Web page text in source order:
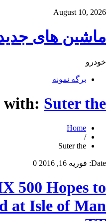
August 10, 2026
ماشین های
خودرو
برگه نمونه
with: Suter the
Home
/
Suter the
Date: فوریه 16, 2016 0
500 Hopes to
at Isle of Man